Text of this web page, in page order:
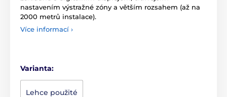
nastavením výstražné zóny a větším rozsahem (až na
2000 metrů instalace).
Více informací ›
Varianta:
Lehce použité